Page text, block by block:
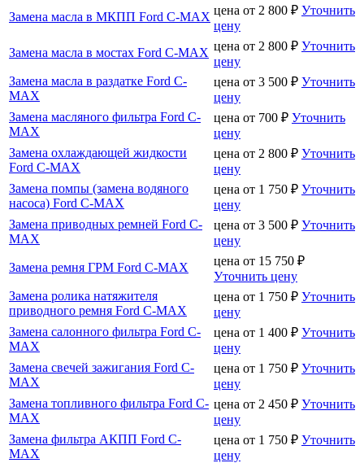
Замена масла в МКПП Ford C-MAX цена от 2 800 ₽ Уточнить
цену
Замена масла в мостах Ford C-MAX цена от 2 800 ₽ Уточнить
цену
Замена масла в раздатке Ford C-
MAX
цена от 3 500 ₽ Уточнить
цену
Замена масляного фильтра Ford C-
MAX
цена от 700 ₽ Уточнить
цену
Замена охлаждающей жидкости
Ford C-MAX
цена от 2 800 ₽ Уточнить
цену
Замена помпы (замена водяного
насоса) Ford C-MAX
цена от 1 750 ₽ Уточнить
цену
Замена приводных ремней Ford C-
MAX
цена от 3 500 ₽ Уточнить
цену
Замена ремня ГРМ Ford C-MAX
цена от 15 750 ₽
Уточнить цену
Замена ролика натяжителя
приводного ремня Ford C-MAX
цена от 1 750 ₽ Уточнить
цену
Замена салонного фильтра Ford C-
MAX
цена от 1 400 ₽ Уточнить
цену
Замена свечей зажигания Ford C-
MAX
цена от 1 750 ₽ Уточнить
цену
Замена топливного фильтра Ford C-
MAX
цена от 2 450 ₽ Уточнить
цену
Замена фильтра АКПП Ford C-
MAX
цена от 1 750 ₽ Уточнить
цену